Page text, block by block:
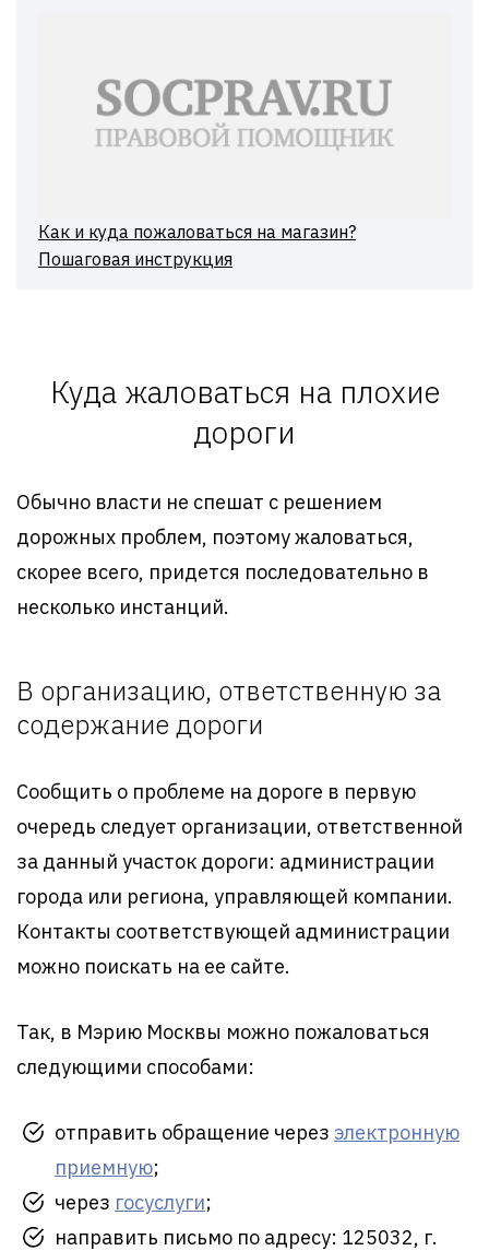
Как и куда пожаловаться на магазин?
Пошаговая инструкция
Куда жаловаться на плохие
дороги
Обычно власти не спешат с решением
дорожных проблем, поэтому жаловаться,
скорее всего, придется последовательно в
несколько инстанций.
В организацию, ответственную за
содержание дороги
Сообщить о проблеме на дороге в первую
очередь следует организации, ответственной
за данный участок дороги: администрации
города или региона, управляющей компании.
Контакты соответствующей администрации
можно поискать на ее сайте.
Так, в Мэрию Москвы можно пожаловаться
следующими способами:
отправить обращение через электронную
приемную;
через госуслуги;
направить письмо по адресу: 125032, г.